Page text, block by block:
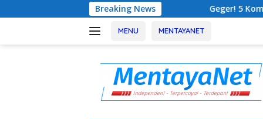
ke
Breaking News Geger! 5 Komisioner
MENU MENTAYANET